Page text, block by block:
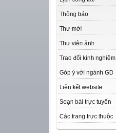
Thông báo
Thư mời
Thư viện ảnh
Trao đổi kinh nghiệm
Góp ý với ngành GD
Liên kết website
Soạn bài trực tuyến
Các trang trực thuộc